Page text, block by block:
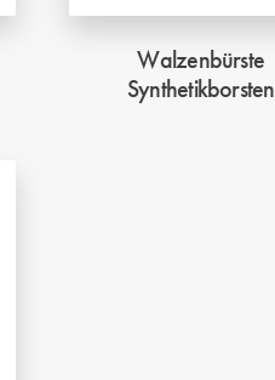
Walzenbürste
Synthetikborsten